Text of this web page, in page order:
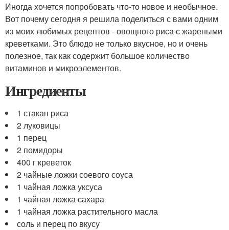
Иногда хочется попробовать что-то новое и необычное.
Вот почему сегодня я решила поделиться с вами одним
из моих любимых рецептов - овощного риса с жареными
креветками. Это блюдо не только вкусное, но и очень
полезное, так как содержит большое количество
витаминов и микроэлементов.
Ингредиенты
1 стакан риса
2 луковицы
1 перец
2 помидоры
400 г креветок
2 чайные ложки соевого соуса
1 чайная ложка уксуса
1 чайная ложка сахара
1 чайная ложка растительного масла
соль и перец по вкусу